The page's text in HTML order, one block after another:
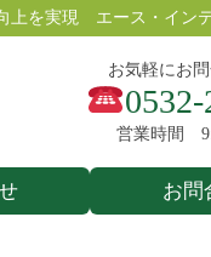
上を実現 エース・イン
お気軽にお
営業時間
お問